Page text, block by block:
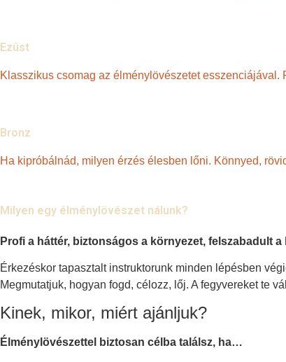
Ezüst
Klasszikus csomag az élménylövészetet
Bronz
Ha kipróbálnád, milyen érzés élesben lőni. Könnyed,
Milyen egy élménylövészet nálunk?
Profi a háttér, biztonságos a környezet, felszabadult a
Érkezéskor tapasztalt instruktorunk minden lépésben
Megmutatjuk, hogyan fogd, célozz, lőj. A fegyvereket te
Kinek, mikor, miért ajánljuk?
Élménylövészettel biztosan célba találsz, ha…